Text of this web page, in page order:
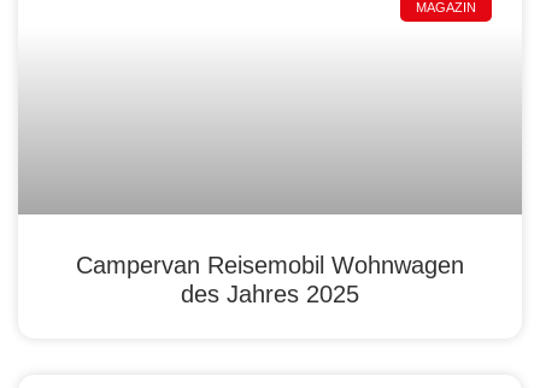
MAGAZIN
Campervan Reisemobil Wohnwagen
des Jahres 2025